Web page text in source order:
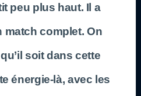
peu plus haut. Il a
match complet. On
soit dans cette
énergie-là, avec les